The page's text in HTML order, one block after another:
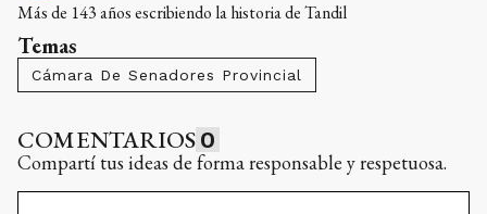
Más de 143 años escribiendo la historia de Tandil
Temas
Cámara De Senadores Provincial
COMENTARIOS 0
Compartí tus ideas de forma responsable y respetuosa.